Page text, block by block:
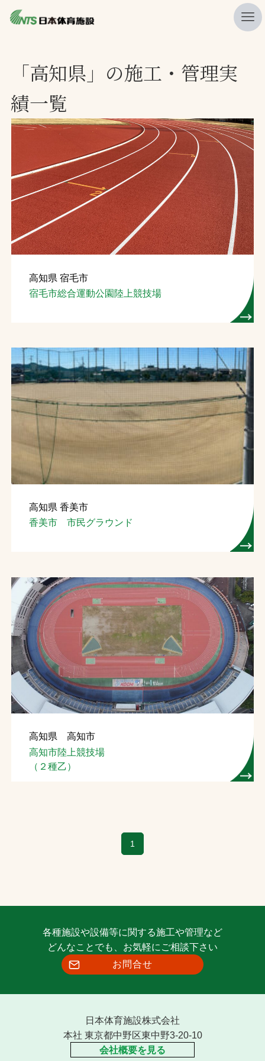
ニュース
プレスリリース
レポート
製品・サービス一覧
施工・管理実績一覧
会社概要
採用情報
検索
お問合せ
ソーシャルメディアポリシー
InstagramFacebook
文字の見えづらさや操作にお困りの方へ
「高知県」の施工・管理実
績一覧
高知県 宿毛市
宿毛市総合運動公園陸上競技場
高知県 香美市
香美市 市民グラウンド
高知県 高知市
高知市陸上競技場
（２種乙）
1
各種施設や設備等に関する施工や管理など
どんなことでも、お気軽にご相談下さい
お問合せ
日本体育施設株式会社
本社 東京都中野区東中野3-20-10
会社概要を見る